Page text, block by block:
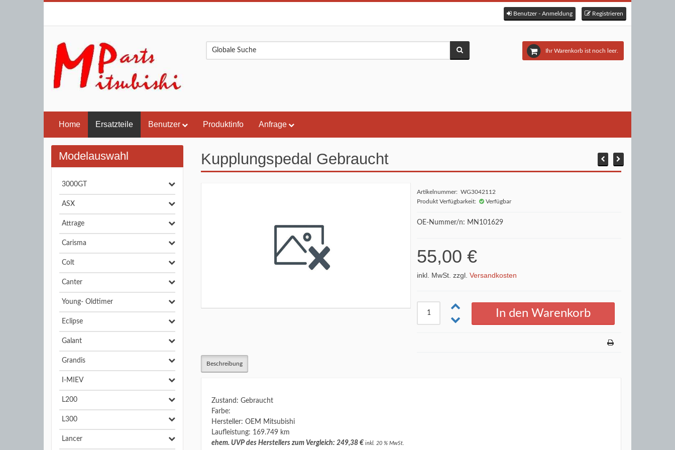
Benutzer - Anmeldung Registrieren
Ihr Warenkorb ist noch leer.
Home Ersatzteile Benutzer Produktinfo Anfrage
Kupplungspedal Gebraucht
Artikelnummer: WG3042112
Produkt Verfügbarkeit:
Verfügbar
OE-Nummer/n: MN101629
55,00 €
inkl. MwSt. zzgl.Versandkosten
Beschreibung
Zustand: Gebraucht
Farbe:
Hersteller: OEM Mitsubishi
Laufleistung: 169.749 km
ehem. UVP des Herstellers zum Vergleich: 249,38 €inkl. 20 % MwSt.
Modelauswahl
3000GT
ASX
Attrage
Carisma
Colt
Canter
Young- Oldtimer
Eclipse
Galant
Grandis
I-MIEV
L200
L300
Lancer